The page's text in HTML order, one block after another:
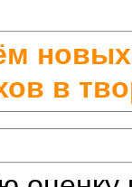
в